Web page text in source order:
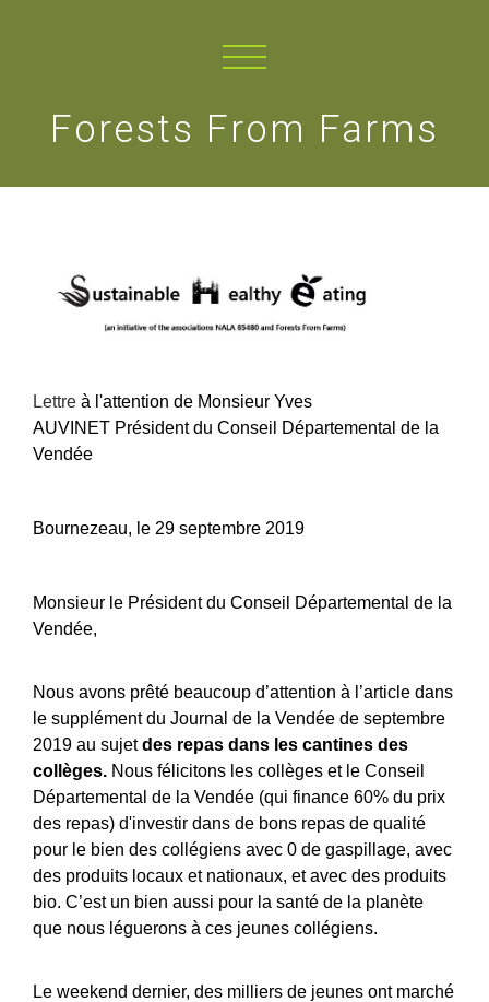
Forests From Farms
Lettre à l'attention de Monsieur Yves
AUVINET Président du Conseil Départemental de la
Vendée
Bournezeau, le 29 septembre 2019
Monsieur le Président du Conseil Départemental de la
Vendée,
Nous avons prêté beaucoup d’attention à l’article dans
le supplément du Journal de la Vendée de septembre
2019 au sujetdes repas dans les cantines des
collèges. Nous félicitons les collèges et le Conseil
Départemental de la Vendée (qui finance 60% du prix
des repas) d'investir dans de bons repas de qualité
pour le bien des collégiens avec 0 de gaspillage, avec
des produits locaux et nationaux, et avec des produits
bio. C’est un bien aussi pour la santé de la planète
que nous léguerons à ces jeunes collégiens.
Le weekend dernier, des milliers de jeunes ont marché